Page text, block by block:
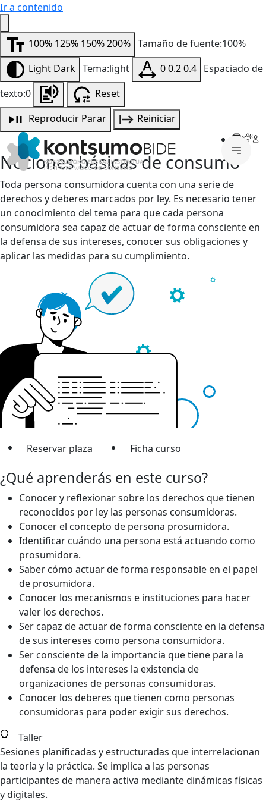
Ir a contenido
100% 125% 150%200% Tamaño de fuente:100%
Light Dark Tema:light 00.20.4 Espaciado de
texto:0
Reset
Reproducir Parar Reiniciar
Nociones básicas de consumo
Toda persona consumidora cuenta con una serie de
derechos y deberes marcados por ley. Es necesario tener
un conocimiento del tema para que cada persona
consumidora sea capaz de actuar de forma consciente en
la defensa de sus intereses, conocer sus obligaciones y
aplicar las medidas para su cumplimiento.
Reservar plaza Ficha curso
¿Qué aprenderás en este curso?
Conocer y reflexionar sobre los derechos que tienen
reconocidos por ley las personas consumidoras.
Conocer el concepto de persona prosumidora.
Identificar cuándo una persona está actuando como
prosumidora.
Saber cómo actuar de forma responsable en el papel
de prosumidora.
Conocer los mecanismos e instituciones para hacer
valer los derechos.
Ser capaz de actuar de forma consciente en la defensa
de sus intereses como persona consumidora.
Ser consciente de la importancia que tiene para la
defensa de los intereses la existencia de
organizaciones de personas consumidoras.
Conocer los deberes que tienen como personas
consumidoras para poder exigir sus derechos.
Taller
Sesiones planificadas y estructuradas que interrelacionan
la teoría y la práctica. Se implica a las personas
participantes de manera activa mediante dinámicas físicas
y digitales.